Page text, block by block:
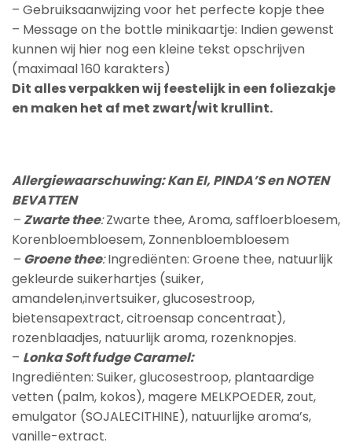
– Gebruiksaanwijzing voor het perfecte kopje thee
– Message on the bottle minikaartje: Indien gewenst
kunnen wij hier nog een kleine tekst opschrijven
(maximaal 160 karakters)
Dit alles verpakken wij feestelijk in een foliezakje
en maken het af met zwart/wit krullint.
Allergiewaarschuwing: Kan EI, PINDA’S en NOTEN
BEVATTEN
– Zwarte thee:Zwarte thee, Aroma, saffloerbloesem,
Korenbloembloesem, Zonnenbloembloesem
– Groene thee:Ingrediënten: Groene thee, natuurlijk
gekleurde suikerhartjes (suiker,
amandelen,invertsuiker, glucosestroop,
bietensapextract, citroensap concentraat),
rozenblaadjes, natuurlijk aroma, rozenknopjes.
– Lonka Soft fudge Caramel:
Ingrediënten: Suiker, glucosestroop, plantaardige
vetten (palm, kokos), magere MELKPOEDER, zout,
emulgator (SOJALECITHINE), natuurlijke aroma’s,
vanille-extract.